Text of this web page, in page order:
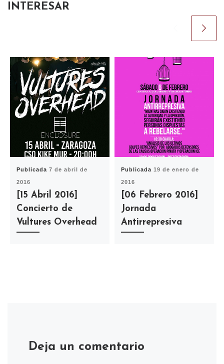
INTERESAR
Publicada7 de abril de
2016
[15 Abril 2016]
Concierto de
Vultures Overhead
Publicada19 de enero de
2016
[06 Febrero 2016]
Jornada
Antirrepresiva
Deja un comentario